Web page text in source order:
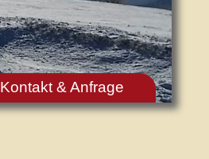
Kontakt & Anfrage